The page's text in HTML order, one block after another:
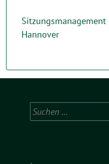
Hannover
Suchen
nach: